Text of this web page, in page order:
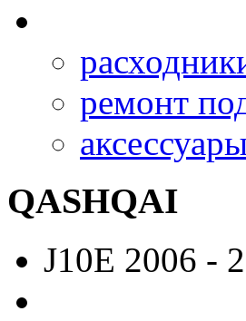
ремонт
QASHQAI
J10E 2006 -